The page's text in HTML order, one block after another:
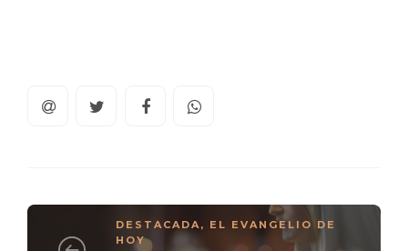
DESTACADA , EL EVANGELIO DE
HOY